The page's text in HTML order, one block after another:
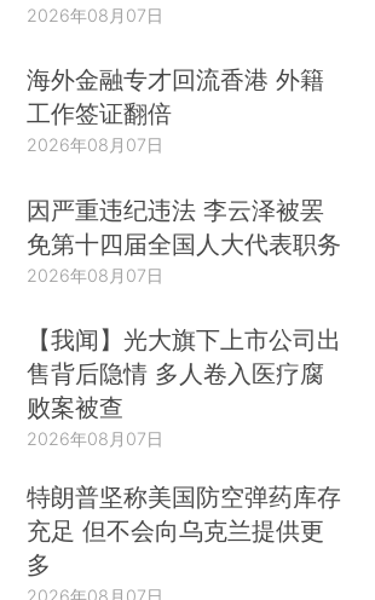
2026年08月07日
海外金融专才回流香港 外籍
工作签证翻倍
2026年08月07日
因严重违纪违法 李云泽被罢
免第十四届全国人大代表职务
2026年08月07日
【我闻】光大旗下上市公司出
售背后隐情 多人卷入医疗腐
败案被查
2026年08月07日
特朗普坚称美国防空弹药库存
充足 但不会向乌克兰提供更
多